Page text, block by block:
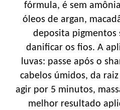
fórmula, é sem
óleos de argan,
deposita pigmentos
danificar os fios. A
luvas: passe após o
cabelos úmidos, da
agir por 5 minutos,
melhor resultado